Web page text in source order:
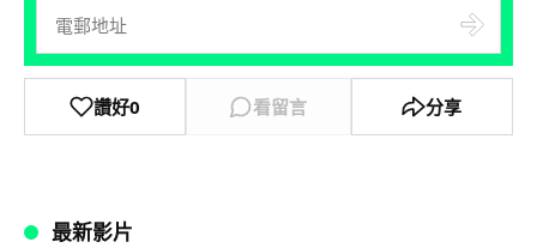
讚好0 看留言 分享
最新影片